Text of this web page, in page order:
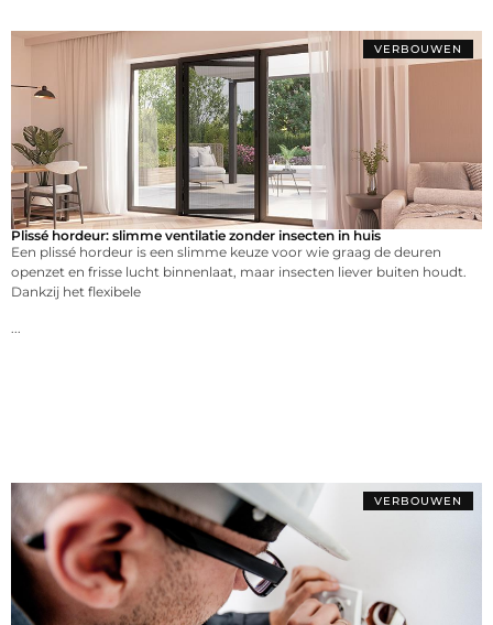
VERBOUWEN
Plissé hordeur: slimme ventilatie zonder insecten in huis
Een plissé hordeur is een slimme keuze voor wie graag de deuren
openzet en frisse lucht binnenlaat, maar insecten liever buiten houdt.
Dankzij het flexibele
VERBOUWEN